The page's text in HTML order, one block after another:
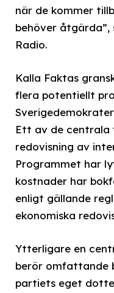
när de kommer
behöver åtgärda”,
Radio.
Kalla Faktas
flera potentiellt
Ett av de centrala
redovisning av
Programmet har
kostnader har
enligt gällande
ekonomiska
Ytterligare en
berör omfattande
partiets eget